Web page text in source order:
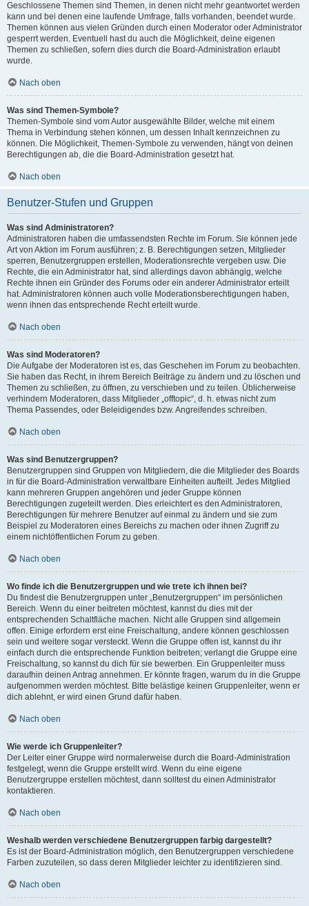
Geschlossene Themen sind Themen, in denen nicht mehr geantwortet werden
kann und bei denen eine laufende Umfrage, falls vorhanden, beendet wurde.
Themen können aus vielen Gründen durch einen Moderator oder Administrator
gesperrt werden. Eventuell hast du auch die Möglichkeit, deine eigenen
Themen zu schließen, sofern dies durch die Board-Administration erlaubt
wurde.
Nach oben
Was sind Themen-Symbole?
Themen-Symbole sind vom Autor ausgewählte Bilder, welche mit einem
Thema in Verbindung stehen können, um dessen Inhalt kennzeichnen zu
können. Die Möglichkeit, Themen-Symbole zu verwenden, hängt von deinen
Berechtigungen ab, die die Board-Administration gesetzt hat.
Nach oben
Benutzer-Stufen und Gruppen
Was sind Administratoren?
Administratoren haben die umfassendsten Rechte im Forum. Sie können jede
Art von Aktion im Forum ausführen; z. B. Berechtigungen setzen, Mitglieder
sperren, Benutzergruppen erstellen, Moderationsrechte vergeben usw. Die
Rechte, die ein Administrator hat, sind allerdings davon abhängig, welche
Rechte ihnen ein Gründer des Forums oder ein anderer Administrator erteilt
hat. Administratoren können auch volle Moderationsberechtigungen haben,
wenn ihnen das entsprechende Recht erteilt wurde.
Nach oben
Was sind Moderatoren?
Die Aufgabe der Moderatoren ist es, das Geschehen im Forum zu beobachten.
Sie haben das Recht, in ihrem Bereich Beiträge zu ändern und zu löschen und
Themen zu schließen, zu öffnen, zu verschieben und zu teilen. Üblicherweise
verhindern Moderatoren, dass Mitglieder „offtopic“, d. h. etwas nicht zum
Thema Passendes, oder Beleidigendes bzw. Angreifendes schreiben.
Nach oben
Was sind Benutzergruppen?
Benutzergruppen sind Gruppen von Mitgliedern, die die Mitglieder des Boards
in für die Board-Administration verwaltbare Einheiten aufteilt. Jedes Mitglied
kann mehreren Gruppen angehören und jeder Gruppe können
Berechtigungen zugeteilt werden. Dies erleichtert es den Administratoren,
Berechtigungen für mehrere Benutzer auf einmal zu ändern und sie zum
Beispiel zu Moderatoren eines Bereichs zu machen oder ihnen Zugriff zu
einem nichtöffentlichen Forum zu geben.
Nach oben
Wo finde ich die Benutzergruppen und wie trete ich ihnen bei?
Du findest die Benutzergruppen unter „Benutzergruppen“ im persönlichen
Bereich. Wenn du einer beitreten möchtest, kannst du dies mit der
entsprechenden Schaltfläche machen. Nicht alle Gruppen sind allgemein
offen. Einige erfordern erst eine Freischaltung, andere können geschlossen
sein und weitere sogar versteckt. Wenn die Gruppe offen ist, kannst du ihr
einfach durch die entsprechende Funktion beitreten; verlangt die Gruppe eine
Freischaltung, so kannst du dich für sie bewerben. Ein Gruppenleiter muss
daraufhin deinen Antrag annehmen. Er könnte fragen, warum du in die Gruppe
aufgenommen werden möchtest. Bitte belästige keinen Gruppenleiter, wenn er
dich ablehnt, er wird einen Grund dafür haben.
Nach oben
Wie werde ich Gruppenleiter?
Der Leiter einer Gruppe wird normalerweise durch die Board-Administration
festgelegt, wenn die Gruppe erstellt wird. Wenn du eine eigene
Benutzergruppe erstellen möchtest, dann solltest du einen Administrator
kontaktieren.
Nach oben
Weshalb werden verschiedene Benutzergruppen farbig dargestellt?
Es ist der Board-Administration möglich, den Benutzergruppen verschiedene
Farben zuzuteilen, so dass deren Mitglieder leichter zu identifizieren sind.
Nach oben